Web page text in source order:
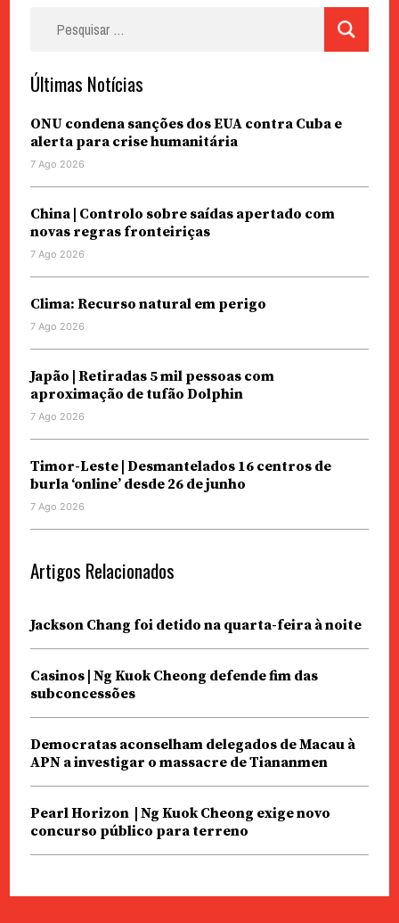
Últimas Notícias
ONU condena sanções dos EUA contra Cuba e
alerta para crise humanitária
7 Ago 2026
China | Controlo sobre saídas apertado com
novas regras fronteiriças
7 Ago 2026
Clima: Recurso natural em perigo
7 Ago 2026
Japão | Retiradas 5 mil pessoas com
aproximação de tufão Dolphin
7 Ago 2026
Timor-Leste | Desmantelados 16 centros de
burla ‘online’ desde 26 de junho
7 Ago 2026
Artigos Relacionados
Jackson Chang foi detido na quarta-feira à noite
Casinos | Ng Kuok Cheong defende fim das
subconcessões
Democratas aconselham delegados de Macau à
APN a investigar o massacre de Tiananmen
Pearl Horizon | Ng Kuok Cheong exige novo
concurso público para terreno